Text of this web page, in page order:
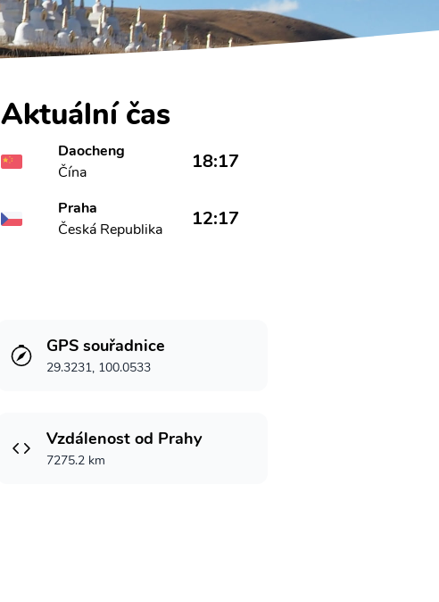
Aktuální čas
Daocheng
Čína
18:17
Praha
Česká Republika
12:17
GPS souřadnice
29.3231, 100.0533
Vzdálenost od Prahy
7275.2 km